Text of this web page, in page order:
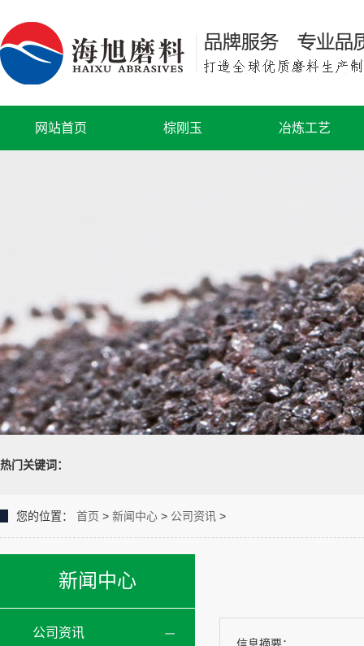
网站首页 棕刚玉 冶炼工艺
热门关键词：
您的位置： 首页 > 新闻中心 > 公司资讯 >
新闻中心
公司资讯